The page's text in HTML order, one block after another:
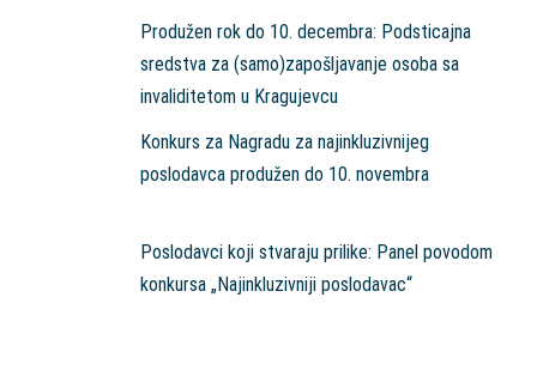
Produžen rok do 10. decembra: Podsticajna
sredstva za (samo)zapošljavanje osoba sa
invaliditetom u Kragujevcu
Konkurs za Nagradu za najinkluzivnijeg
poslodavca produžen do 10. novembra
Poslodavci koji stvaraju prilike: Panel povodom
konkursa „Najinkluzivniji poslodavac“